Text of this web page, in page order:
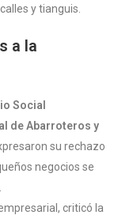
y tianguis.
a la
Social
de Abarroteros y
su rechazo
negocios se
criticó la